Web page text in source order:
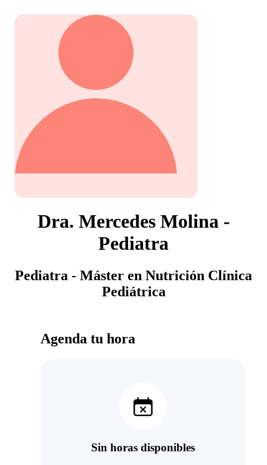
Dra. Mercedes Molina -
Pediatra
Pediatra - Máster en Nutrición Clínica
Pediátrica
Agenda tu hora
Sin horas disponibles